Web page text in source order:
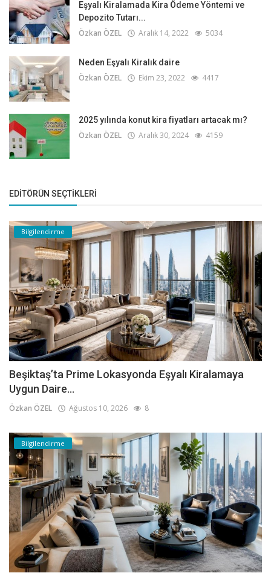
Eşyalı Kiralamada Kira Ödeme Yöntemi ve
Depozito Tutarı...
Özkan ÖZEL Aralık 14, 2022 5034
Neden Eşyalı Kiralık daire
Özkan ÖZEL Ekim 23, 2022 4417
2025 yılında konut kira fiyatları artacak mı?
Özkan ÖZEL Aralık 30, 2024 4159
EDITÖRÜN SEÇTIKLERI
Bilgilendirme
Beşiktaş’ta Prime Lokasyonda Eşyalı Kiralamaya
Uygun Daire...
Özkan ÖZEL Ağustos 10, 2026 8
Bilgilendirme